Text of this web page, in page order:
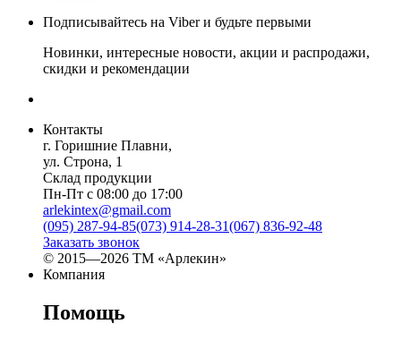
Подписывайтесь на Viber и будьте первыми
Новинки, интересные новости, акции и распродажи,
скидки и рекомендации
Контакты
г. Горишние Плавни,
ул. Строна, 1
Склад продукции
Пн-Пт с 08:00 до 17:00
arlekintex@gmail.com
(095) 287-94-85(073) 914-28-31(067) 836-92-48
Заказать звонок
© 2015—2026 ТМ «Арлекин»
Компания
Помощь